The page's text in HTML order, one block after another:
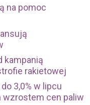
na pomoc
kampanią
rakietowej
3,0% w lipcu
wzrostem cen paliw